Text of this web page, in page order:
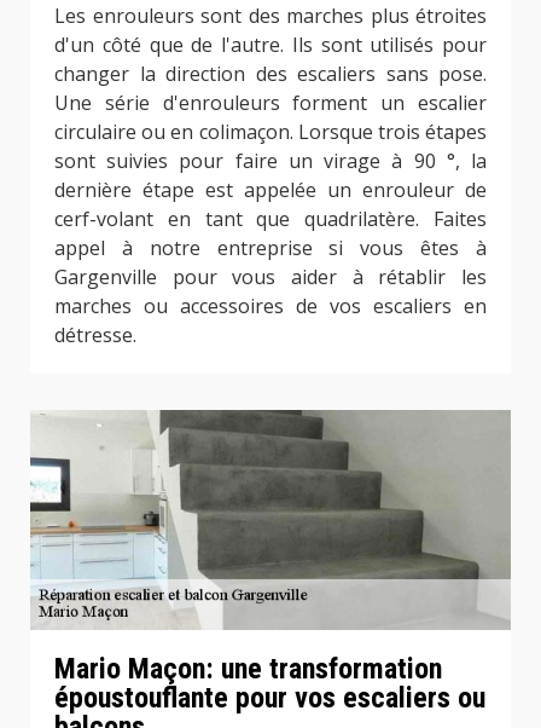
Les enrouleurs sont des marches plus étroites
d'un côté que de l'autre. Ils sont utilisés pour
changer la direction des escaliers sans pose.
Une série d'enrouleurs forment un escalier
circulaire ou en colimaçon. Lorsque trois étapes
sont suivies pour faire un virage à 90 °, la
dernière étape est appelée un enrouleur de
cerf-volant en tant que quadrilatère. Faites
appel à notre entreprise si vous êtes à
Gargenville pour vous aider à rétablir les
marches ou accessoires de vos escaliers en
détresse.
Mario Maçon: une transformation
époustouflante pour vos escaliers ou